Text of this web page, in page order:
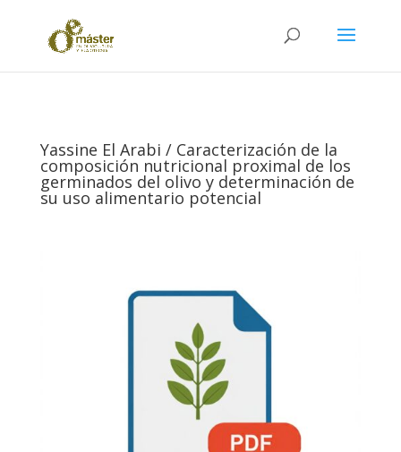
Yassine El Arabi / Caracterización de la
composición nutricional proximal de los
germinados del olivo y determinación de
su uso alimentario potencial